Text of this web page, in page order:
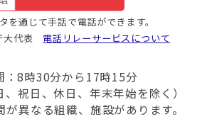
を通じて手話で電話ができます。
大代表 電話リレーサービスについて
：8時30分から17時15分
、祝日、休日、年末年始を除く）
異なる組織、施設があります。